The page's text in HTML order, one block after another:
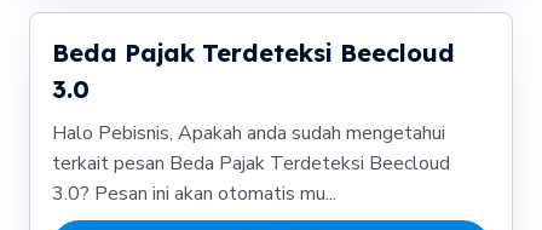
Beda Pajak Terdeteksi Beecloud
3.0
Halo Pebisnis, Apakah anda sudah mengetahui
terkait pesan Beda Pajak Terdeteksi Beecloud
3.0? Pesan ini akan otomatis mu...